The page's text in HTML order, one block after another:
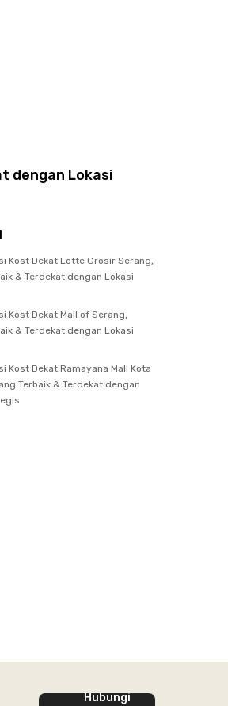
dengan Lokasi
Kost Dekat Lotte Grosir Serang,
& Terdekat dengan Lokasi
Kost Dekat Mall of Serang,
& Terdekat dengan Lokasi
Kost Dekat Ramayana Mall Kota
Terbaik & Terdekat dengan
Hubungi